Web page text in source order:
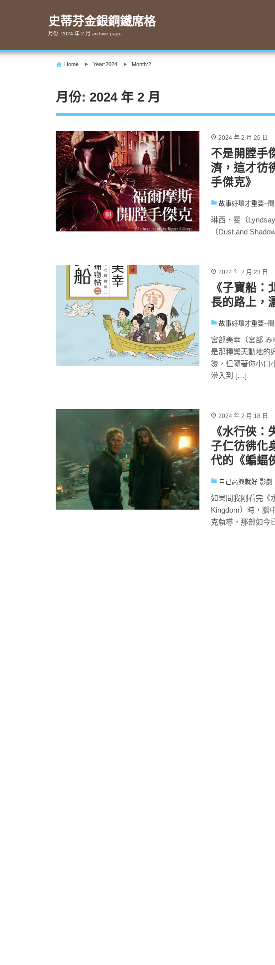
史蒂芬金銀銅鐵席格
月份: 2024 年 2 月 archive page.
Home Year:2024 Month:2
月份: 2024 年 2 月
2024 年 2 月 26 日
不是開膛手
濟，這才彷
手傑克》
故事好壞才重要--
琳西．斐（
（Dust and
2024 年 2 月 23 日
《子寶船
長的路上，
故事好壞才重要--
宮部美幸（宮部
是那種驚天動地的
燙，但隨著你小口
滲入到 […]
2024 年 2 月 18 日
《水行俠
子仁彷彿化
代的《蝙蝠
自己高興就好-影劇
如果問我剛看完《
Kingdom）時，腦
克執導，那部如今